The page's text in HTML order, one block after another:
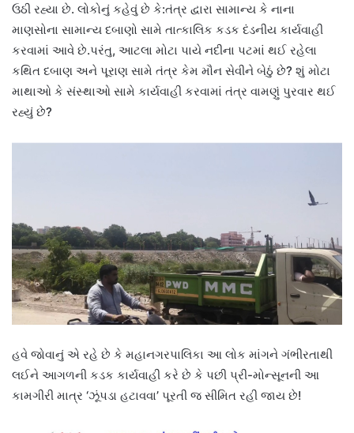
ઉઠી રહ્યા છે. લોકોનું કહેવું છે કે:​તંત્ર દ્વારા સામાન્ય કે નાના
માણસોના સામાન્ય દબાણો સામે તાત્કાલિક કડક દંડનીય કાર્યવાહી
કરવામાં આવે છે.​પરંતુ, આટલા મોટા પાયે નદીના પટમાં થઈ રહેલા
કથિત દબાણ અને પૂરાણ સામે તંત્ર કેમ મૌન સેવીને બેઠું છે? શું મોટા
માથાઓ કે સંસ્થાઓ સામે કાર્યવાહી કરવામાં તંત્ર વામણું પુરવાર થઈ
રહ્યું છે?
હવે જોવાનું એ રહે છે કે મહાનગરપાલિકા આ લોક માંગને ગંભીરતાથી
લઈને આગળની કડક કાર્યવાહી કરે છે કે પછી પ્રી-મોન્સૂનની આ
કામગીરી માત્ર ‘ઝૂંપડા હટાવવા’ પૂરતી જ સીમિત રહી જાય છે!